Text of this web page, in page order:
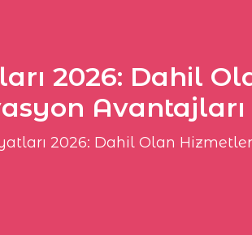
2026: Dahil
Avantajları
2026: Dahil Olan